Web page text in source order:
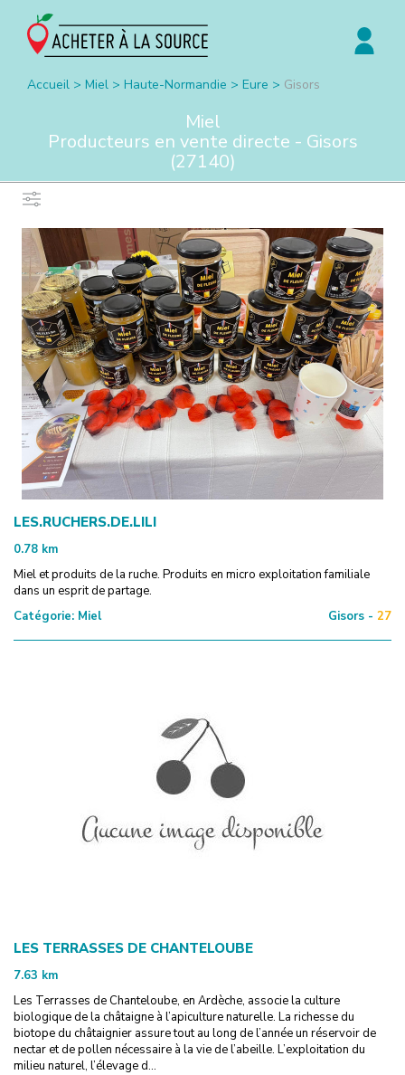
Accueil > Miel > Haute-Normandie > Eure > Gisors
Miel
Producteurs en vente directe - Gisors
(27140)
LES.RUCHERS.DE.LILI
0.78 km
Miel et produits de la ruche. Produits en micro exploitation familiale
dans un esprit de partage.
Catégorie: Miel Gisors - 27
LES TERRASSES DE CHANTELOUBE
7.63 km
Les Terrasses de Chanteloube, en Ardèche, associe la culture
biologique de la châtaigne à l’apiculture naturelle. La richesse du
biotope du châtaignier assure tout au long de l’année un réservoir de
nectar et de pollen nécessaire à la vie de l’abeille. L’exploitation du
milieu naturel, l’élevage d...